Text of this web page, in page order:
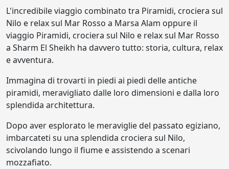
L'incredibile viaggio combinato tra Piramidi, crociera sul
Nilo e relax sul Mar Rosso a Marsa Alam oppure il
viaggio Piramidi, crociera sul Nilo e relax sul Mar Rosso
a Sharm El Sheikh ha davvero tutto: storia, cultura, relax
e avventura.
Immagina di trovarti in piedi ai piedi delle antiche
piramidi, meravigliato dalle loro dimensioni e dalla loro
splendida architettura.
Dopo aver esplorato le meraviglie del passato egiziano,
imbarcateti su una splendida crociera sul Nilo,
scivolando lungo il fiume e assistendo a scenari
mozzafiato.